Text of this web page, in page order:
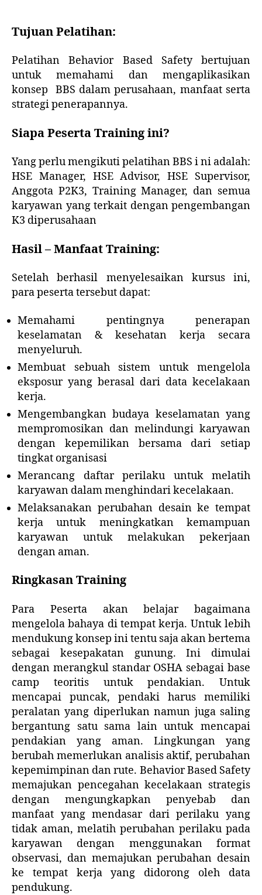
Tujuan Pelatihan:
Pelatihan Behavior Based Safety bertujuan
untuk memahami dan mengaplikasikan
konsep BBS dalam perusahaan, manfaat serta
strategi penerapannya.
Siapa Peserta Training ini?
Yang perlu mengikuti pelatihan BBS i ni adalah:
HSE Manager, HSE Advisor, HSE Supervisor,
Anggota P2K3, Training Manager, dan semua
karyawan yang terkait dengan pengembangan
K3 diperusahaan
Hasil – Manfaat Training:
Setelah berhasil menyelesaikan kursus ini,
para peserta tersebut dapat:
Memahami pentingnya penerapan
keselamatan & kesehatan kerja secara
menyeluruh.
Membuat sebuah sistem untuk mengelola
eksposur yang berasal dari data kecelakaan
kerja.
Mengembangkan budaya keselamatan yang
mempromosikan dan melindungi karyawan
dengan kepemilikan bersama dari setiap
tingkat organisasi
Merancang daftar perilaku untuk melatih
karyawan dalam menghindari kecelakaan.
Melaksanakan perubahan desain ke tempat
kerja untuk meningkatkan kemampuan
karyawan untuk melakukan pekerjaan
dengan aman.
Ringkasan Training
Para Peserta akan belajar bagaimana
mengelola bahaya di tempat kerja. Untuk lebih
mendukung konsep ini tentu saja akan bertema
sebagai kesepakatan gunung. Ini dimulai
dengan merangkul standar OSHA sebagai base
camp teoritis untuk pendakian. Untuk
mencapai puncak, pendaki harus memiliki
peralatan yang diperlukan namun juga saling
bergantung satu sama lain untuk mencapai
pendakian yang aman. Lingkungan yang
berubah memerlukan analisis aktif, perubahan
kepemimpinan dan rute. Behavior Based Safety
memajukan pencegahan kecelakaan strategis
dengan mengungkapkan penyebab dan
manfaat yang mendasar dari perilaku yang
tidak aman, melatih perubahan perilaku pada
karyawan dengan menggunakan format
observasi, dan memajukan perubahan desain
ke tempat kerja yang didorong oleh data
pendukung.